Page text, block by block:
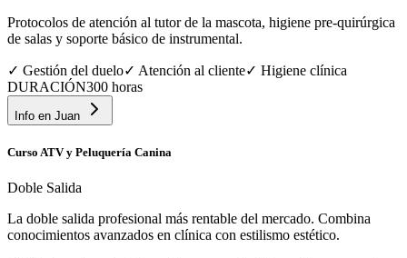
Protocolos de atención al tutor de la mascota, higiene pre-quirúrgica
de salas y soporte básico de instrumental.
✓ Gestión del duelo✓ Atención al cliente✓ Higiene clínica
DURACIÓN300 horas
Info en Juan
Curso ATV y Peluquería Canina
Doble Salida
La doble salida profesional más rentable del mercado. Combina
conocimientos avanzados en clínica con estilismo estético.